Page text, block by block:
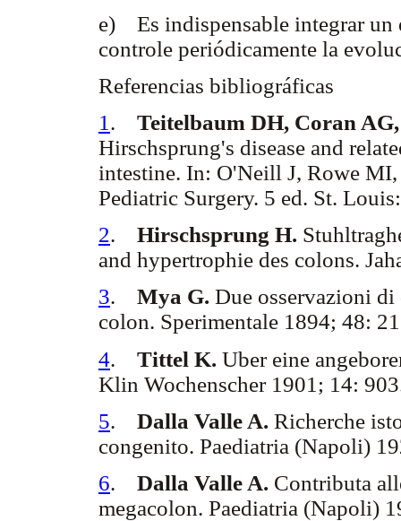
e) Es indispensable integrar
controle periódicamente la
Referencias bibliográficas
1 . Teitelbaum DH, Coran
Hirschsprung's disease and
intestine. In: O'Neill J, Rowe
Pediatric Surgery. 5 ed. St.
2. Hirschsprung H.
and hypertrophie des colons.
3. Mya G. Due osservazioni
colon. Sperimentale 1894; 48:
4. Tittel K. Uber eine
Klin Wochenscher 1901; 14:
5. Dalla Valle A. Richerche
congenito. Paediatria (Napoli)
6. Dalla Valle A. Contributa
megacolon. Paediatria (Napoli)